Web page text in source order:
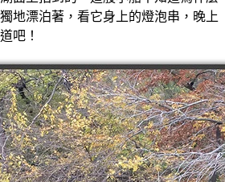
地漂泊著，看它身上的燈泡串，晚上
吧！